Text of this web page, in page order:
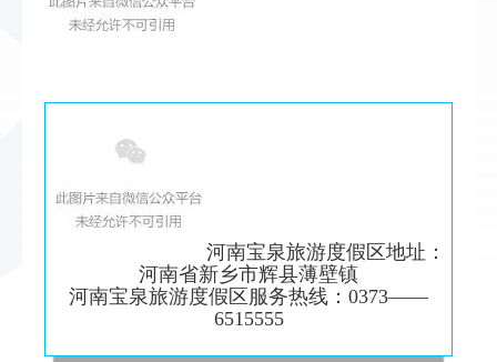
河南宝泉旅游度假区地址：
河南省新乡市辉县薄壁镇
河南宝泉旅游度假区服务热线：0373——
6515555